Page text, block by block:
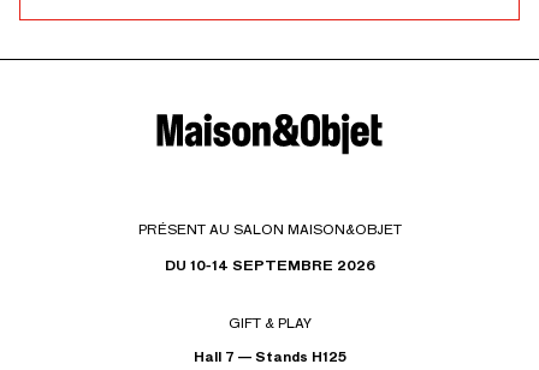
PRÉSENT AU SALON MAISON&OBJET
DU 10-14 SEPTEMBRE 2026
GIFT & PLAY
Hall 7 — Stands H125